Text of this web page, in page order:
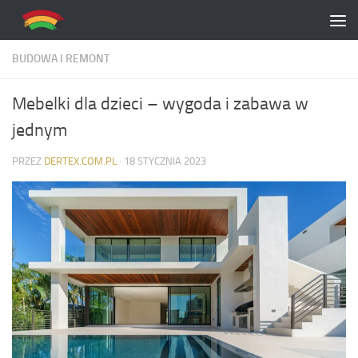
Skip to content
BUDOWA I REMONT
Mebelki dla dzieci – wygoda i zabawa w
jednym
PRZEZ DERTEX.COM.PL · 18 STYCZNIA 2023